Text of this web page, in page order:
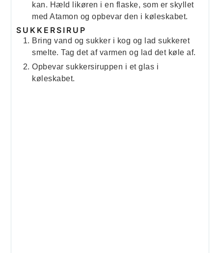
kan. Hæld likøren i en flaske, som er skyllet
med Atamon og opbevar den i køleskabet.
SUKKERSIRUP
Bring vand og sukker i kog og lad sukkeret
smelte. Tag det af varmen og lad det køle af.
Opbevar sukkersiruppen i et glas i
køleskabet.